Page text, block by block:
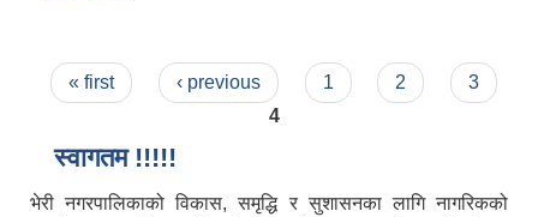
Pages
« first ‹ previous 1 2
3
4
स्वागतम !!!!!
भेरी नगरपालिकाको विकास, समृद्धि र सुशासनका लागि नागरिकको